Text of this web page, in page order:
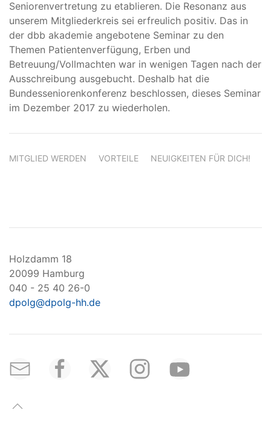
Seniorenvertretung zu etablieren. Die Resonanz aus
unserem Mitgliederkreis sei erfreulich positiv. Das in
der dbb akademie angebotene Seminar zu den
Themen Patientenverfügung, Erben und
Betreuung/Vollmachten war in wenigen Tagen nach der
Ausschreibung ausgebucht. Deshalb hat die
Bundesseniorenkonferenz beschlossen, dieses Seminar
im Dezember 2017 zu wiederholen.
MITGLIED WERDEN VORTEILE NEUIGKEITEN FÜR DICH!
Holzdamm 18
20099 Hamburg
040 - 25 40 26-0
dpolg@dpolg-hh.de